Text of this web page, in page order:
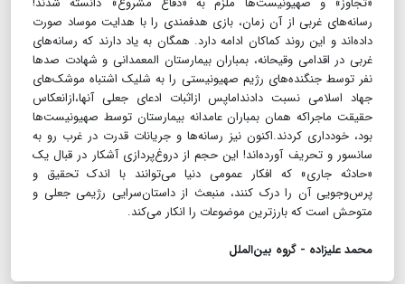
رسانه‌های غربی از آن زمان، بازی هدفمندی را با هدایت موساد صورت
داده‌اند و این روند کماکان ادامه دارد. همگان به یاد دارند که رسانه‌های
غربی در اقدامی وقیحانه، بمباران بیمارستان المعمدانی و شهادت صدها
نفر توسط جنگنده‌های رژیم صهیونیستی را به شلیک اشتباه موشک‌های
جهاد اسلامی نسبت دادنداماپس ازاثبات ادعای جعلی آنها،ازانعکاس
حقیقت ماجراکه همان بمباران عامدانه بیمارستان توسط صهیونیست‌ها
بود، خودداری کردند.اکنون نیز رسانه‌ها و جریانات قدرت در غرب رو به
سانسور و تحریف آورده‌اند! این حجم از دروغ‌پردازی آشکار در قبال یک
«حادثه جاری» که افکار عمومی دنیا می‌توانند با اندک تحقیق و
پرس‌و‌جویی آن را درک کنند، منبعث از داستان‌سرایی رژیمی جعلی و
متوحش است که بارز‌ترین موضوعات را انکار می‌کند.
محمد علیزاده - گروه بین‌الملل